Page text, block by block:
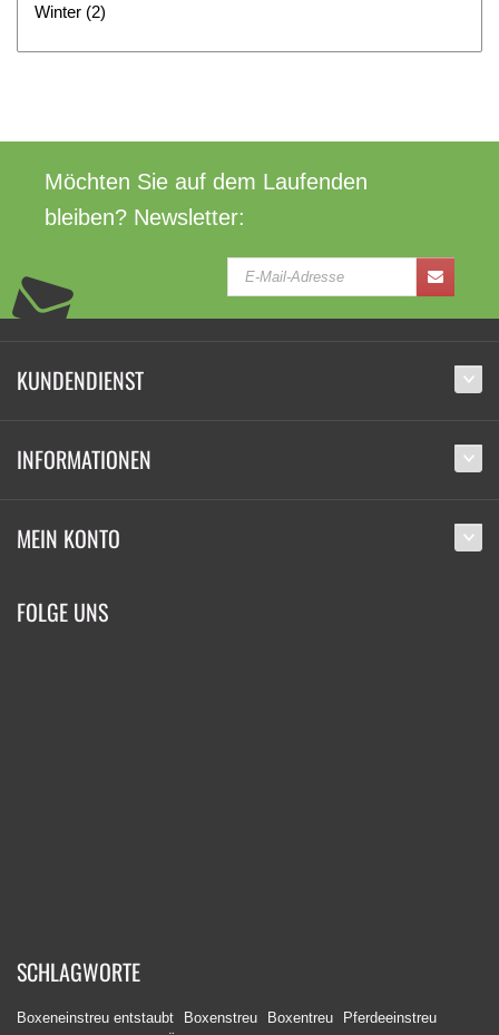
Winter (2)
Möchten Sie auf dem Laufenden
bleiben? Newsletter:
KUNDENDIENST
INFORMATIONEN
MEIN KONTO
FOLGE UNS
SCHLAGWORTE
Boxeneinstreu entstaubt Boxenstreu Boxentreu
Pferdeeinstreu